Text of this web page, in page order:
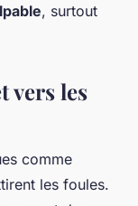
, surtout
vers les
comme
les foules.